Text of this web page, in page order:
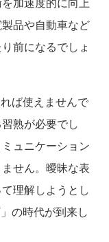
品や自動車など
前になるでしょ
ば使えませんで
熟が必要でし
ュニケーション
せん。曖昧な表
理解しようとし
の時代が到来し